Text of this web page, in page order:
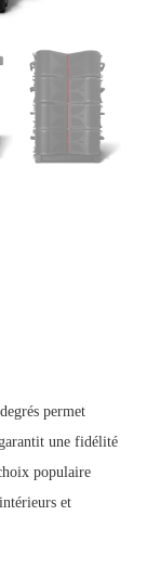
permet
une fidélité
populaire
et